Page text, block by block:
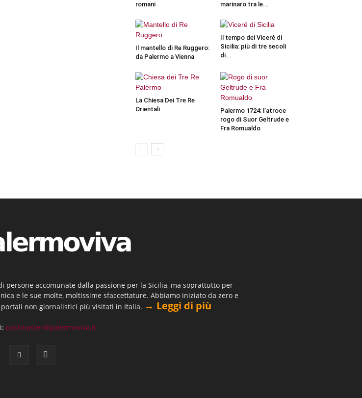
romani
marinaro tra le...
Il mantello di Re Ruggero:
da Palermo a Vienna
Il tempo dei Viceré di
Sicilia: più di tre secoli
di...
La Chiesa Dei Tre Re
Orientali
Palermo 1724: l’atroce
rogo di Suor Geltrude e
Fra Romualdo
persone accomunate dalla passione per la Sicilia, ma soprattutto per
e le sue molte, moltissime sfaccettature. Abbiamo iniziato da zero e
non giornalistici più visitati in Italia. → Leggi di più
postmaster@palermoviva.it